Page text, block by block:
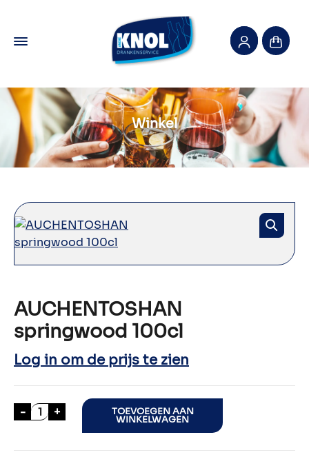
Winkel
AUCHENTOSHAN
springwood 100cl
Log in om de prijs te zien
- AUCHENTOSHAN springwood 100cl aantal
+ TOEVOEGEN AAN
WINKELWAGEN